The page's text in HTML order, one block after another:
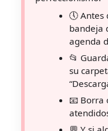
🕔 Antes
bandeja
agenda
📂
su
📧 Borra